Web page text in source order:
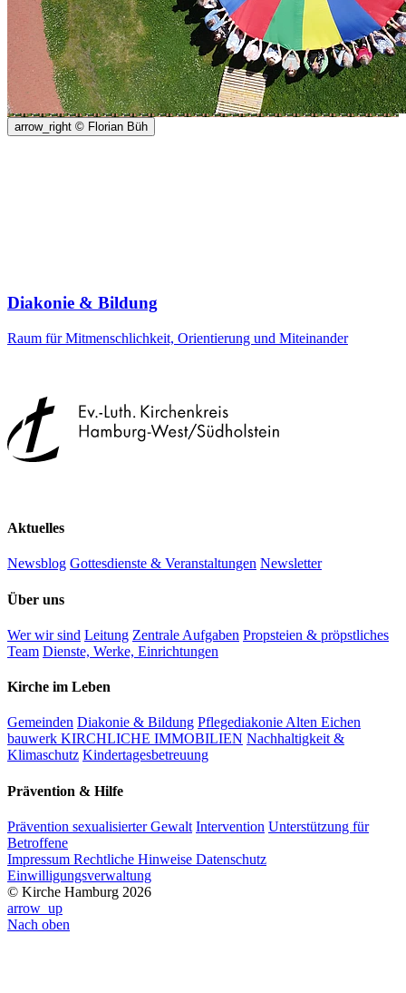
arrow_right © Florian Büh
Diakonie & Bildung
Raum für Mitmenschlichkeit, Orientierung und Miteinander
Aktuelles
Newsblog Gottesdienste & Veranstaltungen Newsletter
Über uns
Wer wir sind Leitung Zentrale Aufgaben Propsteien & pröpstliches
Team Dienste, Werke, Einrichtungen
Kirche im Leben
Gemeinden Diakonie & Bildung Pflegediakonie Alten Eichen
bauwerk KIRCHLICHE IMMOBILIEN Nachhaltigkeit &
Klimaschutz Kindertagesbetreuung
Prävention & Hilfe
Prävention sexualisierter Gewalt Intervention Unterstützung für
Betroffene
Impressum Rechtliche Hinweise Datenschutz
Einwilligungsverwaltung
© Kirche Hamburg 2026
arrow_up
Nach oben